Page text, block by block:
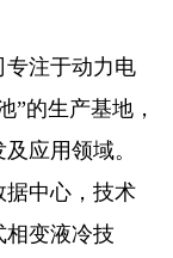
注于动力电
”的生产基地，
应用领域。
据中心，技术
相变液冷技